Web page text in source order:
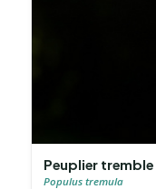
Peuplier tremble
Populus tremula